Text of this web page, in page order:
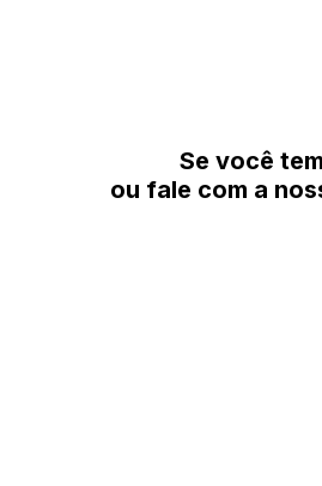
Se você
ou fale com a